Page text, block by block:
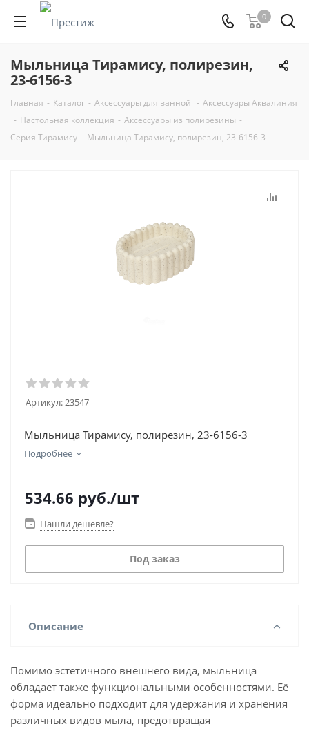
0
Мыльница Тирамису, полирезин,
23-6156-3
Главная - Каталог - Аксессуары для ванной - Аксессуары Аквалиния
- Настольная коллекция - Аксессуары из полирезины -
Серия Тирамису - Мыльница Тирамису, полирезин, 23-6156-3
Артикул:23547
Мыльница Тирамису, полирезин, 23-6156-3
Подробнее
534.66 руб./шт
Нашли дешевле?
Под заказ
Описание
Помимо эстетичного внешнего вида, мыльница
обладает также функциональными особенностями. Её
форма идеально подходит для удержания и хранения
различных видов мыла, предотвращая